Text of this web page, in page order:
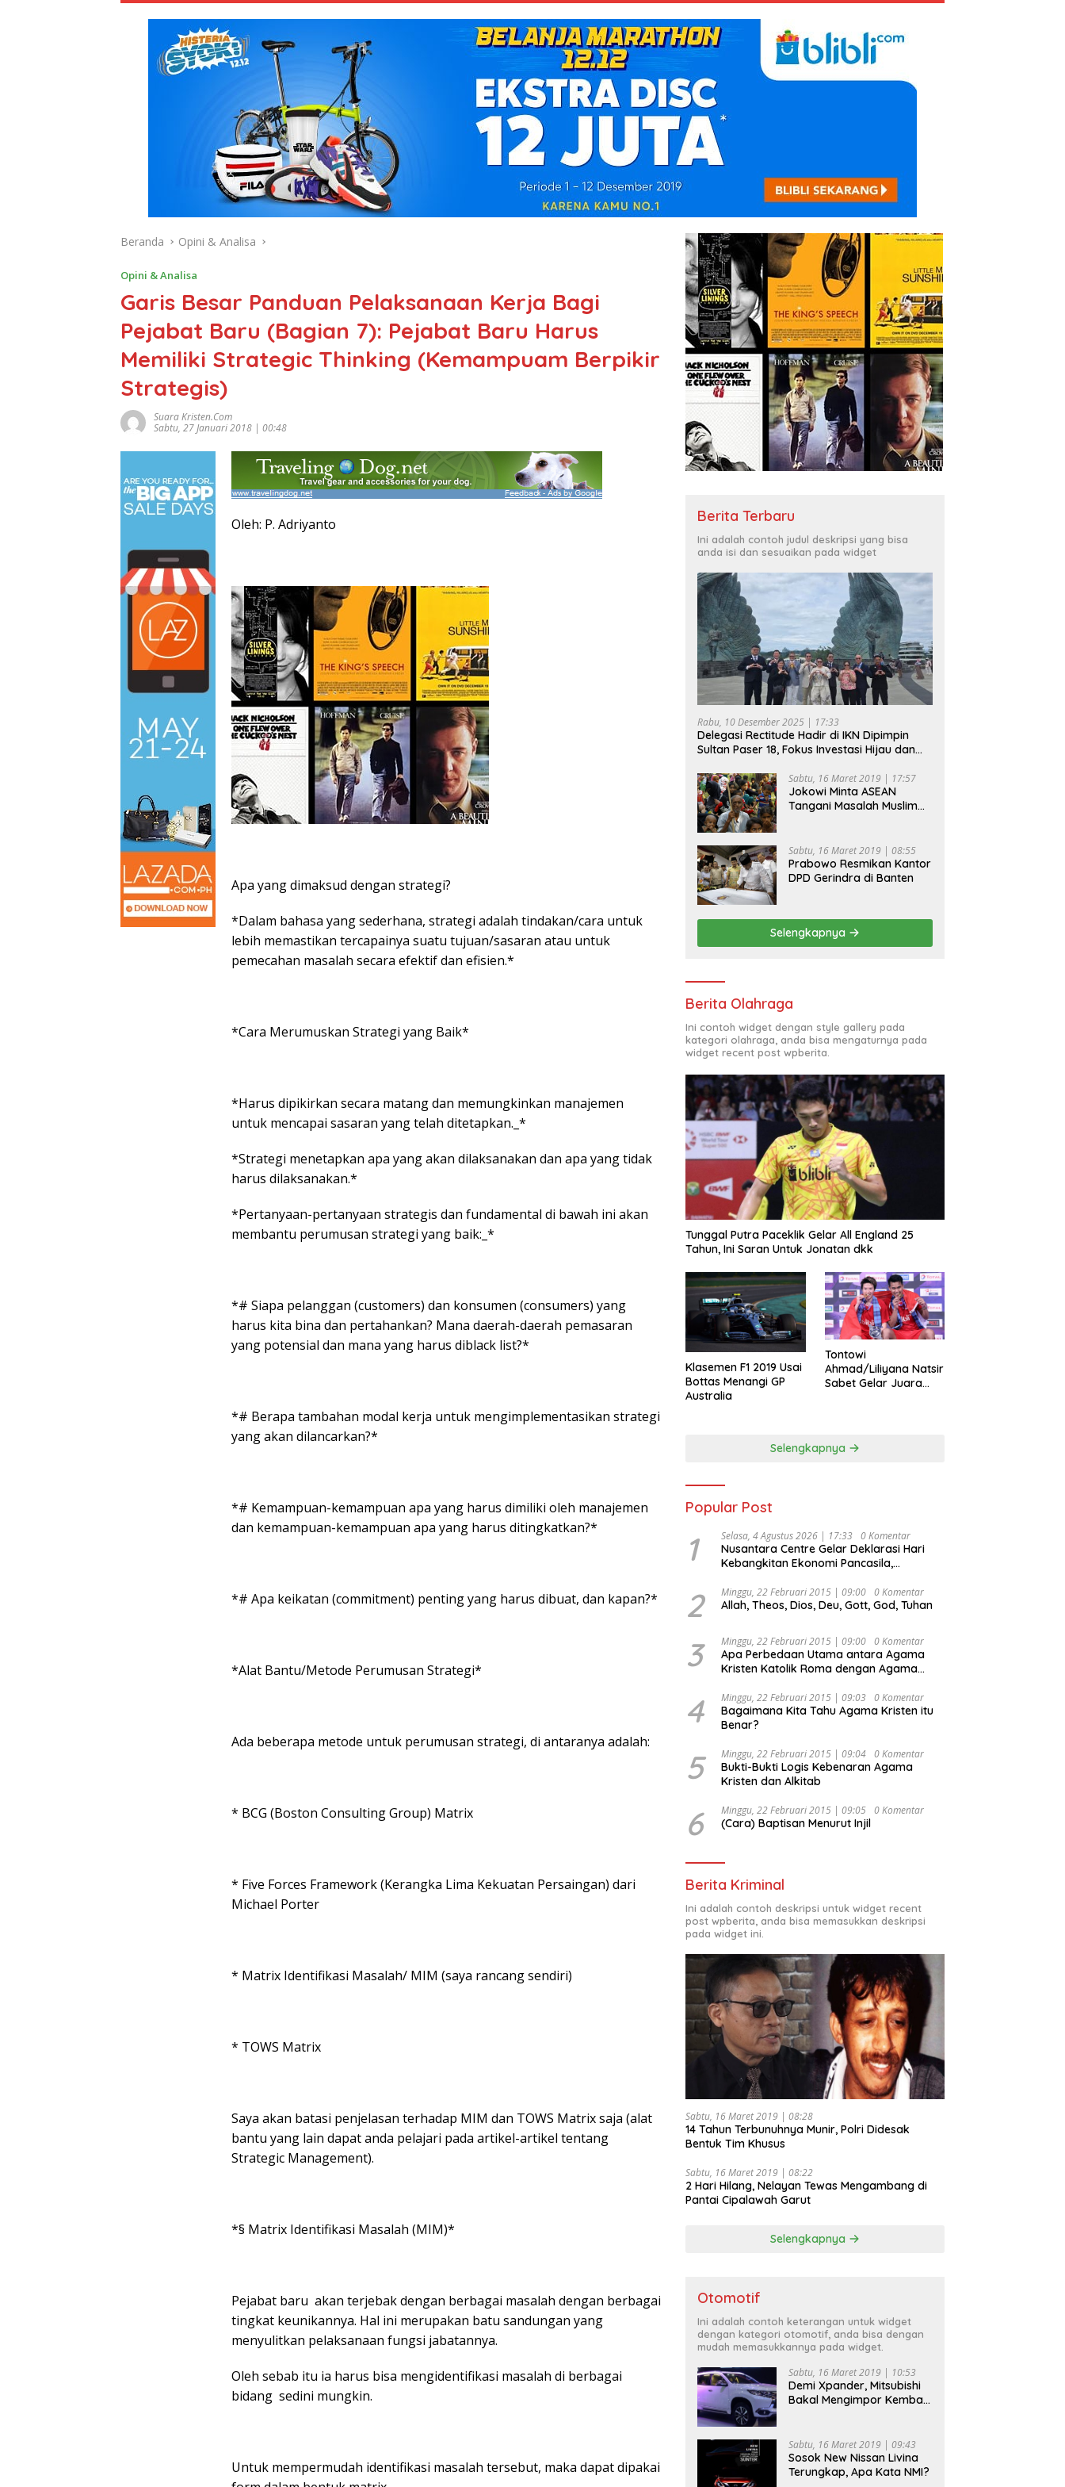
Beranda Opini & Analisa
Opini & Analisa
Garis Besar Panduan Pelaksanaan Kerja Bagi
Pejabat Baru (Bagian 7): Pejabat Baru Harus
Memiliki Strategic Thinking (Kemampuam Berpikir
Strategis)
Suara Kristen.com
Sabtu, 27 Januari 2018 | 00:48
Oleh: P. Adriyanto
Apa yang dimaksud dengan strategi?
*Dalam bahasa yang sederhana, strategi adalah tindakan/cara untuk
lebih memastikan tercapainya suatu tujuan/sasaran atau untuk
pemecahan masalah secara efektif dan efisien.*
*Cara Merumuskan Strategi yang Baik*
*Harus dipikirkan secara matang dan memungkinkan manajemen
untuk mencapai sasaran yang telah ditetapkan._*
*Strategi menetapkan apa yang akan dilaksanakan dan apa yang tidak
harus dilaksanakan.*
*Pertanyaan-pertanyaan strategis dan fundamental di bawah ini akan
membantu perumusan strategi yang baik:_*
*# Siapa pelanggan (customers) dan konsumen (consumers) yang
harus kita bina dan pertahankan? Mana daerah-daerah pemasaran
yang potensial dan mana yang harus diblack list?*
*# Berapa tambahan modal kerja untuk mengimplementasikan strategi
yang akan dilancarkan?*
*# Kemampuan-kemampuan apa yang harus dimiliki oleh manajemen
dan kemampuan-kemampuan apa yang harus ditingkatkan?*
*# Apa keikatan (commitment) penting yang harus dibuat, dan kapan?*
*Alat Bantu/Metode Perumusan Strategi*
Ada beberapa metode untuk perumusan strategi, di antaranya adalah:
* BCG (Boston Consulting Group) Matrix
* Five Forces Framework (Kerangka Lima Kekuatan Persaingan) dari
Michael Porter
* Matrix Identifikasi Masalah/ MIM (saya rancang sendiri)
* TOWS Matrix
Saya akan batasi penjelasan terhadap MIM dan TOWS Matrix saja (alat
bantu yang lain dapat anda pelajari pada artikel-artikel tentang
Strategic Management).
*§ Matrix Identifikasi Masalah (MIM)*
Pejabat baru akan terjebak dengan berbagai masalah dengan berbagai
tingkat keunikannya. Hal ini merupakan batu sandungan yang
menyulitkan pelaksanaan fungsi jabatannya.
Oleh sebab itu ia harus bisa mengidentifikasi masalah di berbagai
bidang sedini mungkin.
Untuk mempermudah identifikasi masalah tersebut, maka dapat dipakai
Berita Terbaru
Ini adalah contoh judul deskripsi yang bisa
anda isi dan sesuaikan pada widget
Rabu, 10 Desember 2025 | 17:33
Delegasi Rectitude Hadir di IKN Dipimpin
Sultan Paser 18, Fokus Investasi Hijau dan
Sabtu, 16 Maret 2019 | 17:57
Jokowi Minta ASEAN
Tangani Masalah Muslim
Sabtu, 16 Maret 2019 | 08:55
Prabowo Resmikan Kantor
DPD Gerindra di Banten
Selengkapnya
Berita Olahraga
Ini contoh widget dengan style gallery pada
kategori olahraga, anda bisa mengaturnya pada
widget recent post wpberita.
Tunggal Putra Paceklik Gelar All England 25
Tahun, Ini Saran Untuk Jonatan dkk
Klasemen F1 2019 Usai
Bottas Menangi GP
Australia
Tontowi
Ahmad/Liliyana Natsir
Sabet Gelar Juara
Selengkapnya
Popular Post
1 Selasa, 4 Agustus 2026 | 17:33 0 Komentar
Nusantara Centre Gelar Deklarasi Hari
Kebangkitan Ekonomi Pancasila,
Djojohadikusumo Anti Penjajahan
(Pergolakan Ekonomi Politik Indonesia) &
Undang Perekonomian Nasional dan
Kesejahteraan Sosial dalam Menata
Bangsa Menuju Indonesia Emas 2045”,
2 Minggu, 22 Februari 2015 | 09:00 0 Komentar
Allah, Theos, Dios, Deu, Gott, God, Tuhan
3 Minggu, 22 Februari 2015 | 09:00 0 Komentar
Apa Perbedaan Utama antara Agama
Kristen Katolik Roma dengan Agama
4 Minggu, 22 Februari 2015 | 09:03 0 Komentar
Bagaimana Kita Tahu Agama Kristen itu
Benar?
5 Minggu, 22 Februari 2015 | 09:04 0 Komentar
Bukti-Bukti Logis Kebenaran Agama
Kristen dan Alkitab
6 Minggu, 22 Februari 2015 | 09:05 0 Komentar
(Cara) Baptisan Menurut Injil
Berita Kriminal
Ini adalah contoh deskripsi untuk widget recent
post wpberita, anda bisa memasukkan deskripsi
pada widget ini.
Sabtu, 16 Maret 2019 | 08:28
14 Tahun Terbunuhnya Munir, Polri Didesak
Bentuk Tim Khusus
Sabtu, 16 Maret 2019 | 08:22
2 Hari Hilang, Nelayan Tewas Mengambang di
Pantai Cipalawah Garut
Selengkapnya
Otomotif
Ini adalah contoh keterangan untuk widget
dengan kategori otomotif, anda bisa dengan
mudah memasukkannya pada widget.
Sabtu, 16 Maret 2019 | 10:53
Demi Xpander, Mitsubishi
Bakal Mengimpor Kembali
Sabtu, 16 Maret 2019 | 09:43
Sosok New Nissan Livina
Terungkap, Apa Kata NMI?